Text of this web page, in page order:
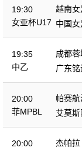
19:30
女亚杯U17
越南女
中国
19:35
中乙
成都蓉
广东铭
20:00
菲MPBL
帕赛航
艾莫
20:00
杰帕拉